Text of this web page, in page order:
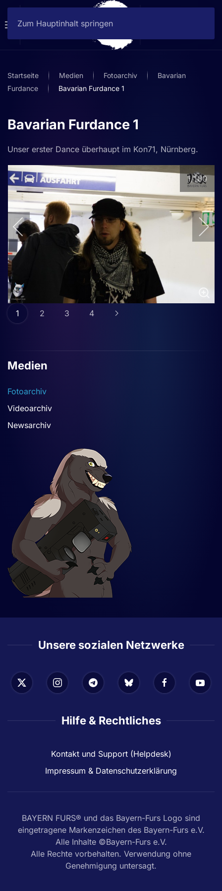
Zum Hauptinhalt springen
Startseite Medien Fotoarchiv
Bavarian
Furdance
Bavarian Furdance 1
Bavarian Furdance 1
Unser erster Dance überhaupt im Kon71, Nürnberg.
1/100
1 2 3 4
Medien
Fotoarchiv
Videoarchiv
Newsarchiv
Unsere sozialen Netzwerke
Hilfe & Rechtliches
Kontakt und Support (Helpdesk)
Impressum & Datenschutzerklärung
BAYERN FURS® und das Bayern-Furs Logo sind
eingetragene Markenzeichen des Bayern-Furs e.V.
Alle Inhalte ©Bayern-Furs e.V.
Alle Rechte vorbehalten. Verwendung ohne
Genehmigung untersagt.